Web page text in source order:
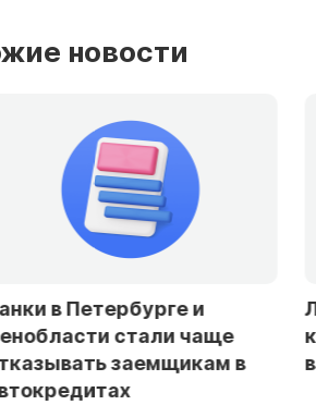
новости
Ложные штрафы и кредиты:
уберечь Госуслуги от